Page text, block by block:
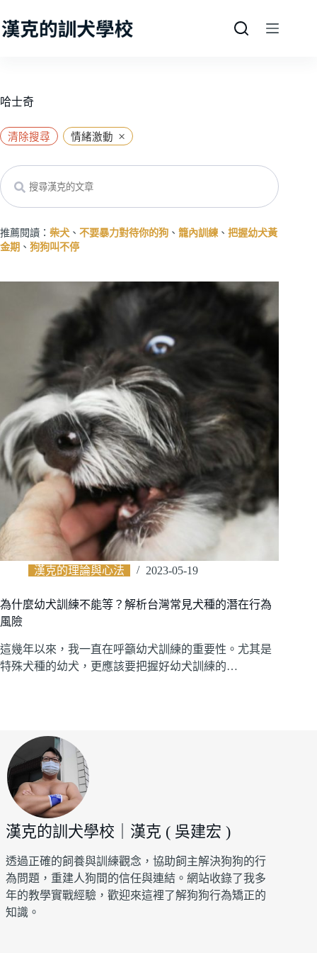
至
容
哈士奇
清除搜尋 情緒激動 ×
Search
推薦閱讀： 柴犬 、 不要暴力對待你的狗 、 籠內訓練 、 把握幼犬黃
金期 、 狗狗叫不停
漢克的理論與心法 2023-05-19
為什麼幼犬訓練不能等？解析台灣常見犬種的潛在行為
風險
這幾年以來，我一直在呼籲幼犬訓練的重要性。尤其是
特殊犬種的幼犬，更應該要把握好幼犬訓練的…
漢克的訓犬學校｜漢克 ( 吳建宏 )
透過正確的飼養與訓練觀念，協助飼主解決狗狗的行
為問題，重建人狗間的信任與連結。網站收錄了我多
年的教學實戰經驗，歡迎來這裡了解狗狗行為矯正的
知識。